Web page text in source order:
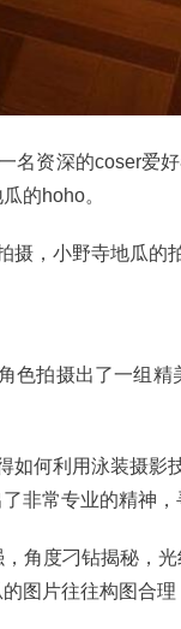
名资深的coser爱
的hoho。
摄，小野寺地瓜的
色拍摄出了一组
如何利用泳装摄影
非常专业的精神，
角度刁钻揭秘，
图片往往构图合理